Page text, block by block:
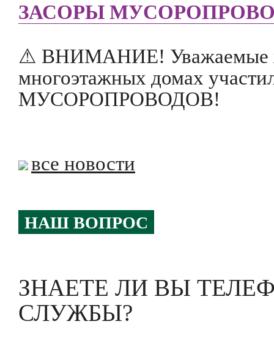
ЗАСОРЫ
⚠ ВНИМАНИЕ! Уважаемые
многоэтажных домах
МУСОРОПРОВОДОВ!
все новости
НАШ ВОПРОС
ЗНАЕТЕ ЛИ ВЫ
СЛУЖБЫ?